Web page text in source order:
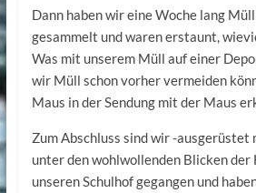
Dann haben wir eine Woche lang
gesammelt und waren erstaunt,
Was mit unserem Müll auf einer
wir Müll schon vorher vermeiden
Maus in der Sendung mit der Maus
Zum Abschluss sind wir -ausgerüstet
unter den wohlwollenden Blicken der
unseren Schulhof gegangen und